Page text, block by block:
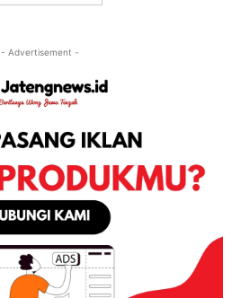
- Advertisement -